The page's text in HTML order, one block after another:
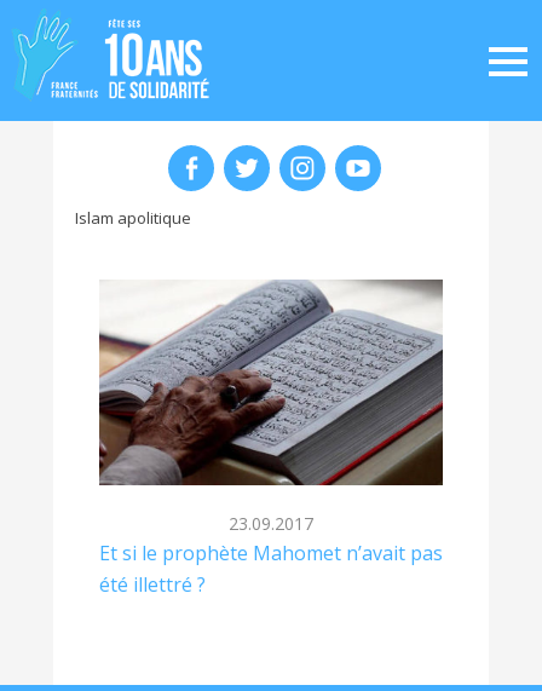
Islam apolitique
23.09.2017
Et si le prophète Mahomet n’avait pas
été illettré ?